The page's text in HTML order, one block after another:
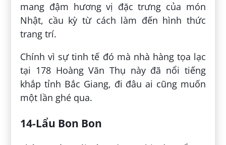
mang đậm hương vị đặc trưng của món
Nhật, cầu kỳ từ cách làm đến hình thức
trang trí.
Chính vì sự tinh tế đó mà nhà hàng tọa lạc
tại 178 Hoàng Văn Thụ này đã nổi tiếng
khắp tỉnh Bắc Giang, đi đâu ai cũng muốn
một lần ghé qua.
14-Lẩu Bon Bon